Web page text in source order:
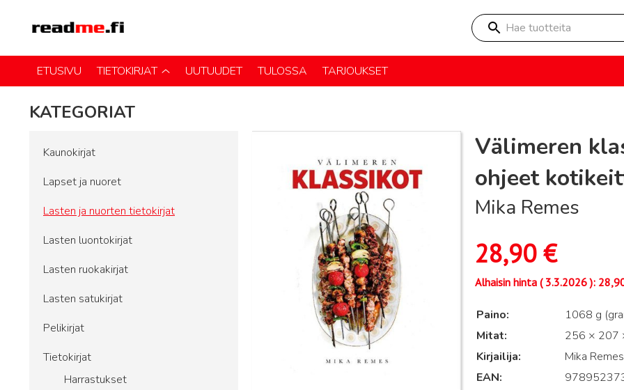
Hae tuotteita
ETUSIVU TIETOKIRJAT UUTUUDET TULOSSA TARJOUKSET
KATEGORIAT
Kaunokirjat
Lapset ja nuoret
Lasten ja nuorten tietokirjat
Lasten luontokirjat
Lasten ruokakirjat
Lasten satukirjat
Pelikirjat
Tietokirjat
Harrastukset
Välimeren
ohjeet
Mika Remes
28,90€
Alhaisin hinta (3.3.2026):
Paino
1068 g
Mitat
256 × 207
Kirjailija
Mika Remes
EAN